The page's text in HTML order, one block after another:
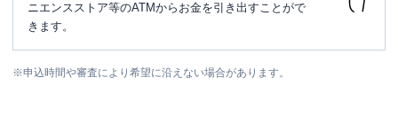
ニエンスストア等のATMからお金を引き出すことがで
きます。
※申込時間や審査により希望に沿えない場合があります。